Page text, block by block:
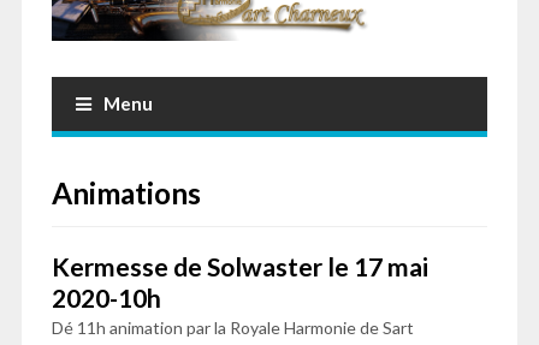
Menu
Animations
Kermesse de Solwaster le 17 mai
2020-10h
Dé 11h animation par la Royale Harmonie de Sart